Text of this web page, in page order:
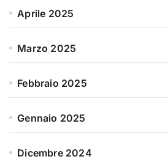
Aprile 2025
Marzo 2025
Febbraio 2025
Gennaio 2025
Dicembre 2024